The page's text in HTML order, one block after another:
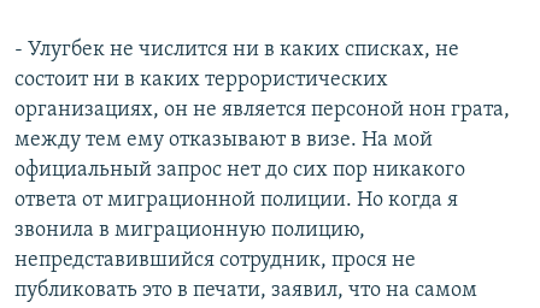
- Улугбек не числится ни в каких списках, не
состоит ни в каких террористических
организациях, он не является персоной нон грата,
между тем ему отказывают в визе. На мой
официальный запрос нет до сих пор никакого
ответа от миграционной полиции. Но когда я
звонила в миграционную полицию,
непредставившийся сотрудник, прося не
публиковать это в печати, заявил, что на самом